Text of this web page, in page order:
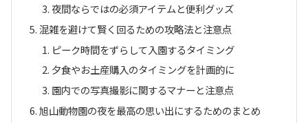
夜間ならではの必須アイテムと便利グッズ
混雑を避けて賢く回るための攻略法と注意点
ピーク時間をずらして入園するタイミング
夕食やお土産購入のタイミングを計画的に
園内での写真撮影に関するマナーと注意点
旭山動物園の夜を最高の思い出にするためのまとめ